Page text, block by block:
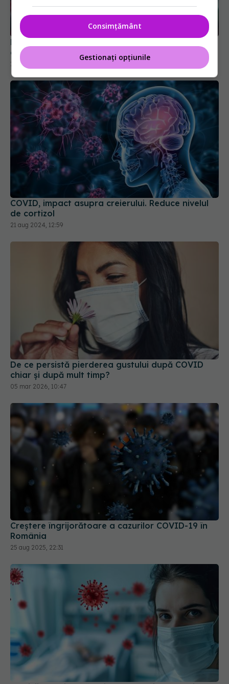
De ce apar mereu noi variante COVID. Ce s-a
aflat despre boală
11 feb 2026, 15:04
COVID, impact asupra creierului. Reduce nivelul
de cortizol
21 aug 2024, 12:59
De ce persistă pierderea gustului după COVID
chiar și după mult timp?
05 mar 2026, 10:47
Creștere îngrijorătoare a cazurilor COVID-19 în
România
25 aug 2025, 22:31
Medicii avertizează: FLiRT, FLuQE și LB.1, variante
Consimțământ
Gestionați opțiunile